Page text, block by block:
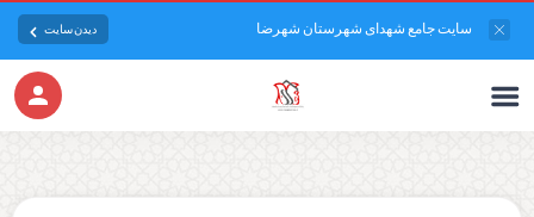
سایت جامع شهدای شهرستان شهرضا دیدن سایت